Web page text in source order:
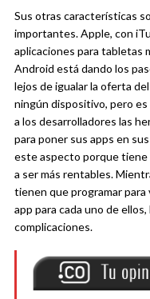
Sus otras características
importantes. Apple, con
aplicaciones para tabletas
Android está dando los
lejos de igualar la oferta
ningún dispositivo, pero
a los desarrolladores las
para poner sus apps en
este aspecto porque tiene
a ser más rentables.
tienen que programar
app para cada uno de
complicaciones.